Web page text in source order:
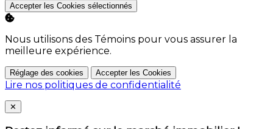
Accepter les Cookies sélectionnés
Nous utilisons des Témoins pour vous assurer la
meilleure expérience.
Réglage des cookies Accepter les Cookies
Lire nos politiques de confidentialité
Close
✕